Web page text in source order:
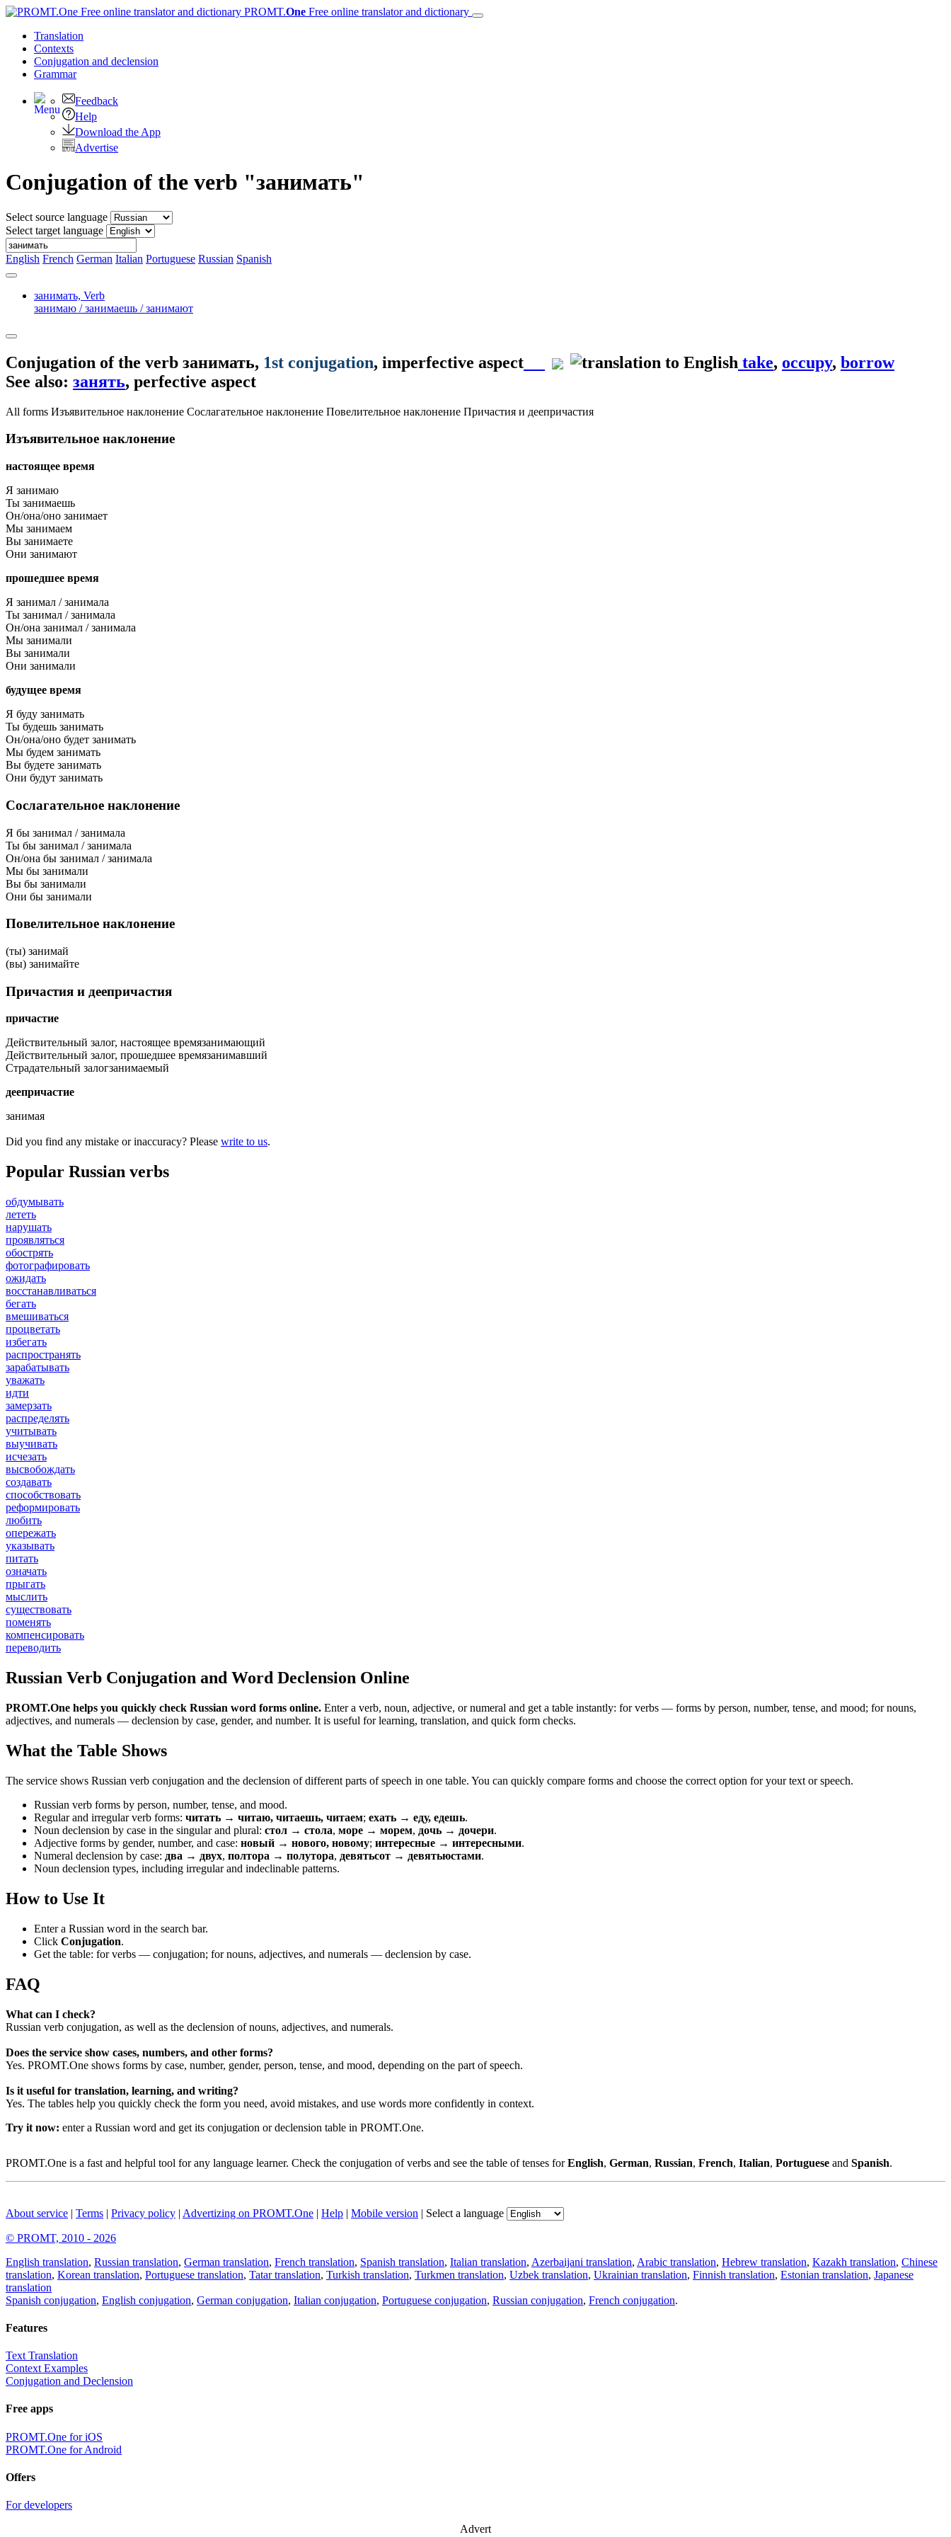
PROMT.One Free online translator and dictionary
Translation
Contexts
Conjugation and declension
Grammar
Feedback
Help
Download the App
Advertise
Conjugation of the verb "занимать"
Select source language
Select target language
English French German Italian Portuguese Russian Spanish
занимать, Verb
занимаю / занимаешь / занимают
Conjugation of the verb занимать, 1st conjugation, imperfective aspect take, occupy, borrow
See also: занять, perfective aspect
All forms Изъявительное наклонение Сослагательное наклонение Повелительное наклонение Причастия и деепричастия
Изъявительное наклонение
настоящее время
Я занимаю
Ты занимаешь
Он/она/оно занимает
Мы занимаем
Вы занимаете
Они занимают
прошедшее время
Я занимал / занимала
Ты занимал / занимала
Он/она занимал / занимала
Мы занимали
Вы занимали
Они занимали
будущее время
Я буду занимать
Ты будешь занимать
Он/она/оно будет занимать
Мы будем занимать
Вы будете занимать
Они будут занимать
Сослагательное наклонение
Я бы занимал / занимала
Ты бы занимал / занимала
Он/она бы занимал / занимала
Мы бы занимали
Вы бы занимали
Они бы занимали
Повелительное наклонение
(ты) занимай
(вы) занимайте
Причастия и деепричастия
причастие
Действительный залог, настоящее времязанимающий
Действительный залог, прошедшее времязанимавший
Страдательный залогзанимаемый
деепричастие
занимая
Did you find any mistake or inaccuracy? Please write to us.
Popular Russian verbs
обдумывать
лететь
нарушать
проявляться
обострять
фотографировать
ожидать
восстанавливаться
бегать
вмешиваться
процветать
избегать
распространять
зарабатывать
уважать
идти
замерзать
распределять
учитывать
выучивать
исчезать
высвобождать
создавать
способствовать
реформировать
любить
опережать
указывать
питать
означать
прыгать
мыслить
существовать
поменять
компенсировать
переводить
Russian Verb Conjugation and Word Declension Online
PROMT.One helps you quickly check Russian word forms online. Enter a verb, noun, adjective, or numeral and get a table instantly: for verbs — forms by person, number, tense, and mood; for nouns,
adjectives, and numerals — declension by case, gender, and number. It is useful for learning, translation, and quick form checks.
What the Table Shows
The service shows Russian verb conjugation and the declension of different parts of speech in one table. You can quickly compare forms and choose the correct option for your text or speech.
Russian verb forms by person, number, tense, and mood.
Regular and irregular verb forms: читать → читаю, читаешь, читаем; ехать → еду, едешь.
Noun declension by case in the singular and plural: стол → стола, море → морем, дочь → дочери.
Adjective forms by gender, number, and case: новый → нового, новому; интересные → интересными.
Numeral declension by case: два → двух, полтора → полутора, девятьсот → девятьюстами.
Noun declension types, including irregular and indeclinable patterns.
How to Use It
Enter a Russian word in the search bar.
Click Conjugation.
Get the table: for verbs — conjugation; for nouns, adjectives, and numerals — declension by case.
FAQ
What can I check?
Russian verb conjugation, as well as the declension of nouns, adjectives, and numerals.
Does the service show cases, numbers, and other forms?
Yes. PROMT.One shows forms by case, number, gender, person, tense, and mood, depending on the part of speech.
Is it useful for translation, learning, and writing?
Yes. The tables help you quickly check the form you need, avoid mistakes, and use words more confidently in context.
Try it now: enter a Russian word and get its conjugation or declension table in PROMT.One.
PROMT.One is a fast and helpful tool for any language learner. Check the conjugation of verbs and see the table of tenses forEnglish, German, Russian, French, Italian, Portuguese and Spanish.
About service | Terms | Privacy policy | Advertizing on PROMT.One | Help | Mobile version | Select a language
© PROMT, 2010 - 2026
English translation, Russian translation, German translation, French translation, Spanish translation, Italian translation, Azerbaijani translation, Arabic translation, Hebrew translation, Kazakh translation, Chinese
translation, Korean translation, Portuguese translation, Tatar translation, Turkish translation, Turkmen translation, Uzbek translation, Ukrainian translation, Finnish translation, Estonian translation, Japanese
translation
Spanish conjugation, English conjugation, German conjugation, Italian conjugation, Portuguese conjugation, Russian conjugation, French conjugation.
Features
Text Translation
Context Examples
Conjugation and Declension
Free apps
PROMT.One for iOS
PROMT.One for Android
Offers
For developers
Advert